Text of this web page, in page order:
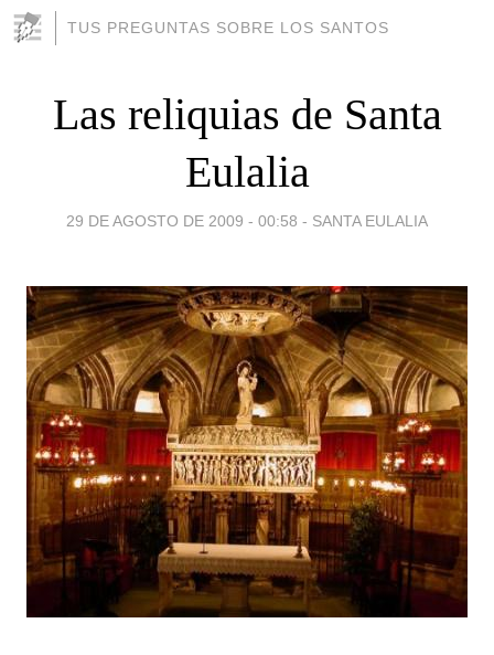
TUS PREGUNTAS SOBRE LOS SANTOS
Las reliquias de Santa
Eulalia
29 DE AGOSTO DE 2009 - 00:58 - SANTA EULALIA